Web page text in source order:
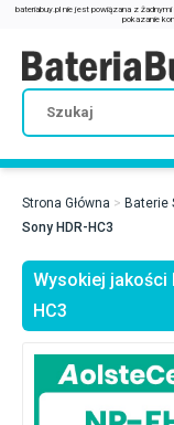
Strona Główna Baterie
Sony HDR-HC3
Wysokiej jakości
HC3